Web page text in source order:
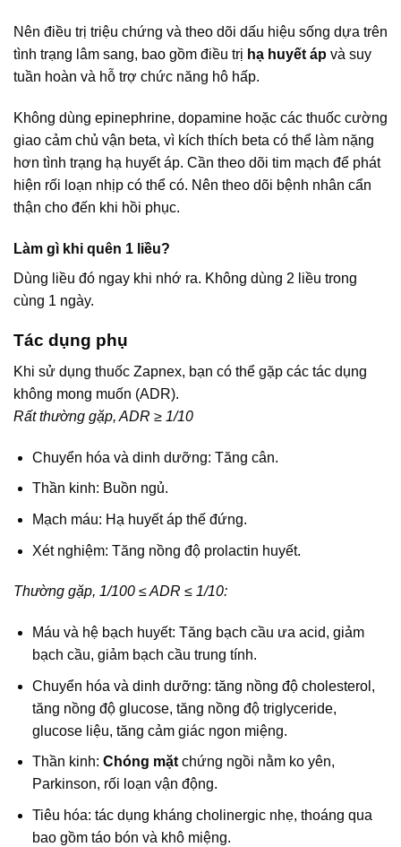
Nên điều trị triệu chứng và theo dõi dấu hiệu sống dựa trên
tình trạng lâm sang, bao gồm điều trị hạ huyết áp và suy
tuần hoàn và hỗ trợ chức năng hô hấp.
Không dùng epinephrine, dopamine hoặc các thuốc cường
giao cảm chủ vận beta, vì kích thích beta có thể làm nặng
hơn tình trạng hạ huyết áp. Cần theo dõi tim mạch để phát
hiện rối loạn nhịp có thể có. Nên theo dõi bệnh nhân cẩn
thận cho đến khi hồi phục.
Làm gì khi quên 1 liều?
Dùng liều đó ngay khi nhớ ra. Không dùng 2 liều trong
cùng 1 ngày.
Tác dụng phụ
Khi sử dụng thuốc Zapnex, bạn có thể gặp các tác dụng
không mong muốn (ADR).
Rất thường gặp, ADR ≥ 1/10
Chuyển hóa và dinh dưỡng: Tăng cân.
Thần kinh: Buồn ngủ.
Mạch máu: Hạ huyết áp thế đứng.
Xét nghiệm: Tăng nồng độ prolactin huyết.
Thường gặp, 1/100 ≤ ADR ≤ 1/10:
Máu và hệ bạch huyết: Tăng bạch cầu ưa acid, giảm
bạch cầu, giảm bạch cầu trung tính.
Chuyển hóa và dinh dưỡng: tăng nồng độ cholesterol,
tăng nồng độ glucose, tăng nồng độ triglyceride,
glucose liệu, tăng cảm giác ngon miệng.
Thần kinh: Chóng mặtchứng ngồi nằm ko yên,
Parkinson, rối loạn vận động.
Tiêu hóa: tác dụng kháng cholinergic nhẹ, thoáng qua
bao gồm táo bón và khô miệng.